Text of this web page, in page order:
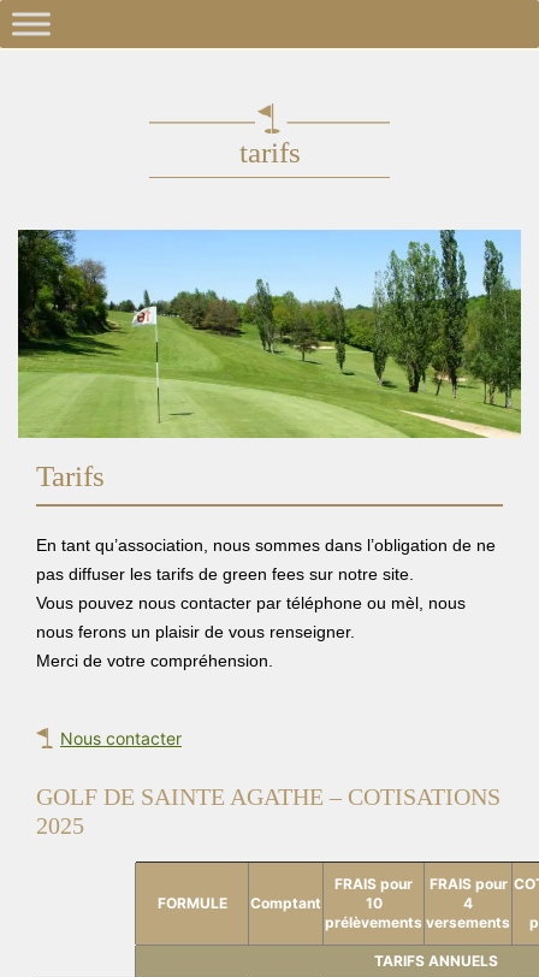
tarifs
Tarifs
En tant qu’association, nous sommes dans l’obligation de ne
pas diffuser les tarifs de green fees sur notre site.
Vous pouvez nous contacter par téléphone ou mèl, nous
nous ferons un plaisir de vous renseigner.
Merci de votre compréhension.
Nous contacter
GOLF DE SAINTE AGATHE – COTISATIONS
2025
FORMULE Comptant
FRAIS pour
10
prélèvements
FRAIS pour
4
versements
TARIFS ANNUELS